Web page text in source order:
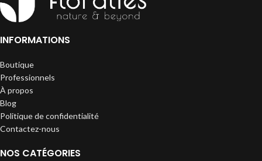
INFORMATIONS
Boutique
Professionnels
À propos
Blog
Politique de confidentialité
Contactez-nous
NOS CATÉGORIES